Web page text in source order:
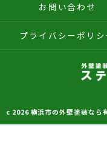
お問い合わせ
プライバシーポリシ
c 2026 横浜市の外壁塗装なら